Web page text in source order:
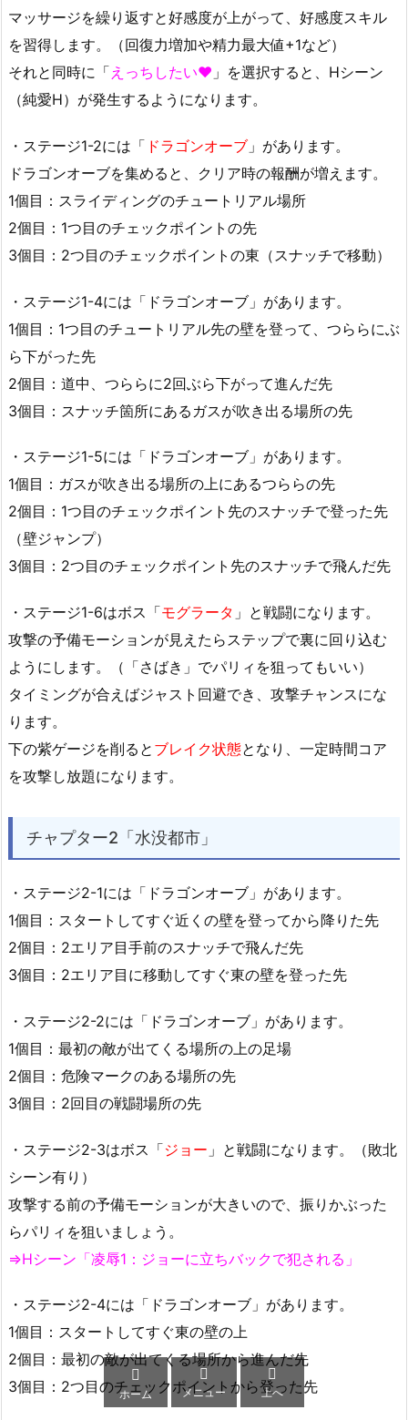
マッサージを繰り返すと好感度が上がって、好感度スキル
を習得します。（回復力増加や精力最大値+1など）
それと同時に「 えっちしたい❤︎ 」を選択すると、Hシーン
（純愛H）が発生するようになります。
・ステージ1-2には「 ドラゴンオーブ 」があります。
ドラゴンオーブを集めると、クリア時の報酬が増えます。
1個目：スライディングのチュートリアル場所
2個目：1つ目のチェックポイントの先
3個目：2つ目のチェックポイントの東（スナッチで移動）
・ステージ1-4には「ドラゴンオーブ」があります。
1個目：1つ目のチュートリアル先の壁を登って、つららにぶ
ら下がった先
2個目：道中、つららに2回ぶら下がって進んだ先
3個目：スナッチ箇所にあるガスが吹き出る場所の先
・ステージ1-5には「ドラゴンオーブ」があります。
1個目：ガスが吹き出る場所の上にあるつららの先
2個目：1つ目のチェックポイント先のスナッチで登った先
（壁ジャンプ）
3個目：2つ目のチェックポイント先のスナッチで飛んだ先
・ステージ1-6はボス「モグラータ 」と戦闘になります。
攻撃の予備モーションが見えたらステップで裏に回り込む
ようにします。（「さばき」でパリィを狙ってもいい）
タイミングが合えばジャスト回避でき、攻撃チャンスにな
ります。
下の紫ゲージを削ると ブレイク状態となり、一定時間コア
を攻撃し放題になります。
チャプター2「水没都市」
・ステージ2-1には「ドラゴンオーブ」があります。
1個目：スタートしてすぐ近くの壁を登ってから降りた先
2個目：2エリア目手前のスナッチで飛んだ先
3個目：2エリア目に移動してすぐ東の壁を登った先
・ステージ2-2には「ドラゴンオーブ」があります。
1個目：最初の敵が出てくる場所の上の足場
2個目：危険マークのある場所の先
3個目：2回目の戦闘場所の先
・ステージ2-3はボス「ジョー 」と戦闘になります。（敗北
シーン有り）
攻撃する前の予備モーションが大きいので、振りかぶった
らパリィを狙いましょう。
⇒Hシーン「凌辱1：ジョーに立ちバックで犯される」
・ステージ2-4には「ドラゴンオーブ」があります。
1個目：スタートしてすぐ東の壁の上
2個目：最初の敵が出てくる場所から進んだ先
3個目：2つ目のチェックポイントから登った先

ホーム

メニュー

上へ